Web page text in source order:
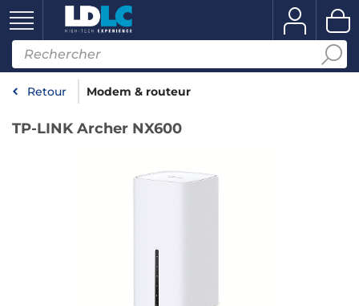
Retour Modem & routeur
TP-LINK Archer NX600